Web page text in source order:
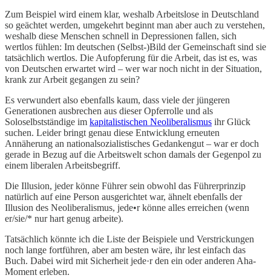
Zum Beispiel wird einem klar, weshalb Arbeitslose in Deutschland
so geächtet werden, umgekehrt beginnt man aber auch zu verstehen,
weshalb diese Menschen schnell in Depressionen fallen, sich
wertlos fühlen: Im deutschen (Selbst-)Bild der Gemeinschaft sind sie
tatsächlich wertlos. Die Aufopferung für die Arbeit, das ist es, was
von Deutschen erwartet wird – wer war noch nicht in der Situation,
krank zur Arbeit gegangen zu sein?
Es verwundert also ebenfalls kaum, dass viele der jüngeren
Generationen ausbrechen aus dieser Opferrolle und als
Soloselbstständige im kapitalistischen Neoliberalismus ihr Glück
suchen. Leider bringt genau diese Entwicklung erneuten
Annäherung an nationalsozialistisches Gedankengut – war er doch
gerade in Bezug auf die Arbeitswelt schon damals der Gegenpol zu
einem liberalen Arbeitsbegriff.
Die Illusion, jeder könne Führer sein obwohl das Führerprinzip
natürlich auf eine Person ausgerichtet war, ähnelt ebenfalls der
Illusion des Neoliberalismus, jede•r könne alles erreichen (wenn
er/sie/* nur hart genug arbeite).
Tatsächlich könnte ich die Liste der Beispiele und Verstrickungen
noch lange fortführen, aber am besten wäre, ihr lest einfach das
Buch. Dabei wird mit Sicherheit jede·r den ein oder anderen Aha-
Moment erleben.